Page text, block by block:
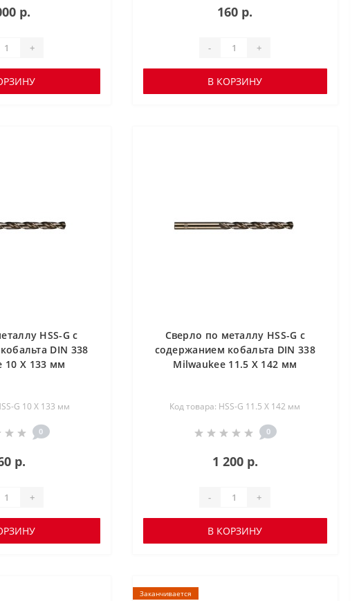
р.
+
160 р.
- +
В КОРЗИНУ
HSS-G с
DIN 338
10 X 133 мм
G 10 X 133 мм
0
р.
+
Сверло по металлу HSS-G с
содержанием кобальта DIN 338
Milwaukee 11.5 X 142 мм
Код товара: HSS-G 11.5 X 142 мм
0
1 200 р.
- +
В КОРЗИНУ
Заканчивается